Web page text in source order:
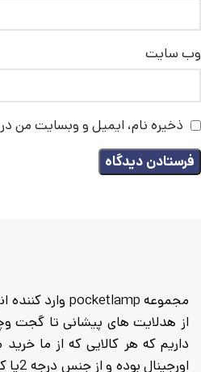
وب‌ سایت
ذخیره نام، ایمیل و وبسایت من